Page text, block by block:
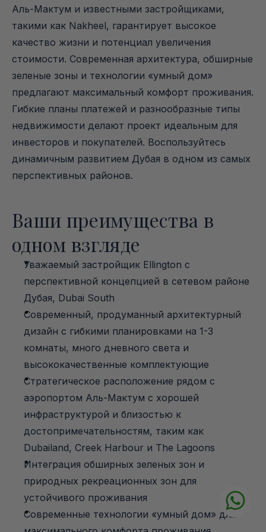
Аль-Мактум и известными застройщиками,
такими как Nakheel, гарантирует высокое
качество жизни и потенциал увеличения
стоимости. Современная архитектура, обширные
зеленые зоны и технологии «умный дом»
предлагают максимальный комфорт проживания.
Гибкие планы платежей и разнообразные типы
недвижимости делают проект идеальным для
инвесторов и покупателей. Воспользуйтесь
динамичным развитием Дубая в одном из самых
перспективных районов.
Ваши преимущества в
одном взгляде
Уважаемый застройщик Ellington с
перспективной концепцией в сетевом районе
Дубая, Dubai South
Современный, продуманный архитектурный
дизайн с гибкими планировками на 1-3
комнаты, много дневного света и
высококачественные комплектующие
Стратегическое расположение рядом с
аэропортом Аль-Мактум с хорошей
инфраструктурой и близостью к
достопримечательностям, таким как
Dubailand, Creek Harbour и The Lagoons
Интеграция обширных зеленых зон и
природных рекреационных зон для
устойчивого проживания
Современные технологии «умный дом» для